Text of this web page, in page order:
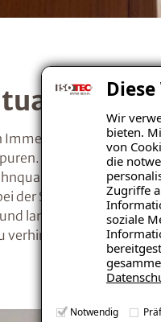
Wir
bieten.
von
die
Zugriffe
soziale
Notwendig
in
Immenstadt-
Trotz mehrfacher
sondern
der Sanierung
langfristigen